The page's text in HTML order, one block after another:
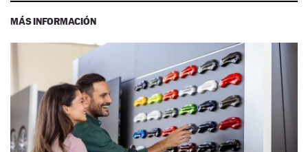
MÁS INFORMACIÓN